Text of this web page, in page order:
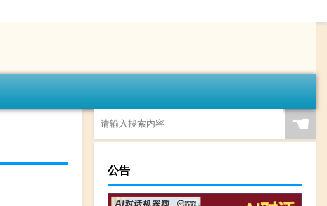
☚
公告